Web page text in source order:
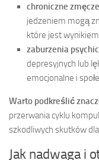
chroniczne
jedzeniem mogą
które jest
zaburzenia
depresyjnych lub
emocjonalne i
Warto podkreślić
przerwania cyklu
szkodliwych skutków
Jak nadwaga i